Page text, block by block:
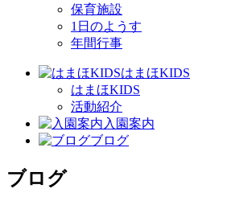
保育施設
1日のようす
年間行事
はまほKIDS
はまほKIDS
活動紹介
入園案内
ブログ
ブログ